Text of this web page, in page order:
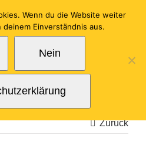
Zurück
Wenn du die Website weiter
Einverständnis aus.
Nein